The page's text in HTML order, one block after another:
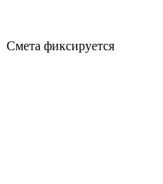
Смета фиксируется